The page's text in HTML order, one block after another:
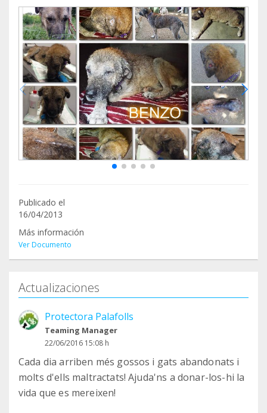
Publicado el
16/04/2013
Más información
Ver Documento
Actualizaciones
Protectora Palafolls
Teaming Manager
22/06/2016 15:08 h
Cada dia arriben més gossos i gats abandonats i
molts d'ells maltractats! Ajuda'ns a donar-los-hi la
vida que es mereixen!